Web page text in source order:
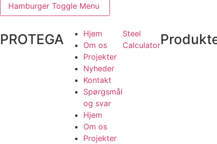
Hamburger Toggle Menu
PROTEGA
Hjem
Om os
Projekter
Nyheder
Kontakt
Spørgsmål
og svar
Hjem
Om os
Projekter
Steel
Calculator